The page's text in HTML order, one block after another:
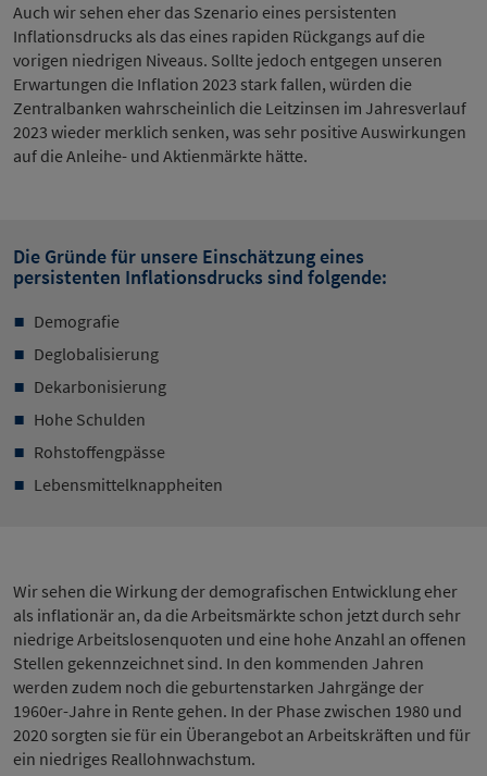
Auch wir sehen eher das Szenario eines persistenten
Inflationsdrucks als das eines rapiden Rückgangs auf die
vorigen niedrigen Niveaus. Sollte jedoch entgegen unseren
Erwartungen die Inflation 2023 stark fallen, würden die
Zentralbanken wahrscheinlich die Leitzinsen im Jahresverlauf
2023 wieder merklich senken, was sehr positive Auswirkungen
auf die Anleihe- und Aktienmärkte hätte.
Die Gründe für unsere Einschätzung eines
persistenten Inflationsdrucks sind folgende:
Demografie
Deglobalisierung
Dekarbonisierung
Hohe Schulden
Rohstoffengpässe
Lebensmittelknappheiten
Wir sehen die Wirkung der demografischen Entwicklung eher
als inflationär an, da die Arbeitsmärkte schon jetzt durch sehr
niedrige Arbeitslosenquoten und eine hohe Anzahl an offenen
Stellen gekennzeichnet sind. In den kommenden Jahren
werden zudem noch die geburtenstarken Jahrgänge der
1960er-Jahre in Rente gehen. In der Phase zwischen 1980 und
2020 sorgten sie für ein Überangebot an Arbeitskräften und für
ein niedriges Reallohnwachstum.